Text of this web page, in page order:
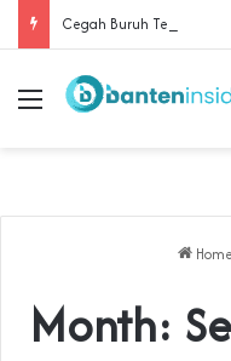
Menu
Home
Month: